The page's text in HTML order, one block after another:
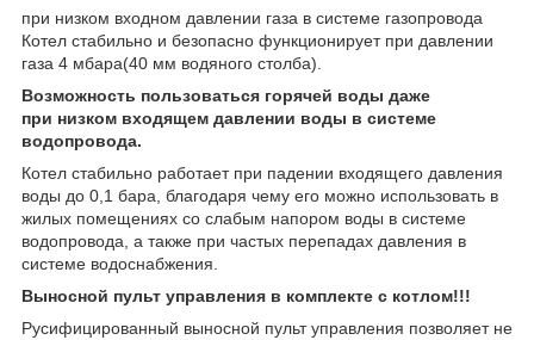
при низком входном давлении газа в системе газопровода
Котел стабильно и безопасно функционирует при давлении
газа 4 мбара(40 мм водяного столба).
Возможность пользоваться горячей воды даже
при низком входящем давлении воды в системе
водопровода.
Котел стабильно работает при падении входящего давления
воды до 0,1 бара, благодаря чему его можно использовать в
жилых помещениях со слабым напором воды в системе
водопровода, а также при частых перепадах давления в
системе водоснабжения.
Выносной пульт управления в комплекте с котлом!!!
Русифицированный выносной пульт управления позволяет не